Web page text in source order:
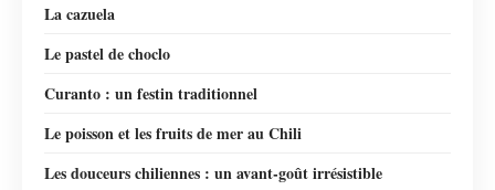
La cazuela
Le pastel de choclo
Curanto : un festin traditionnel
Le poisson et les fruits de mer au Chili
Les douceurs chiliennes : un avant-goût irrésistible